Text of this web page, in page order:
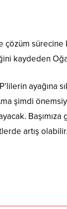
kaydeden
şimdi
artış